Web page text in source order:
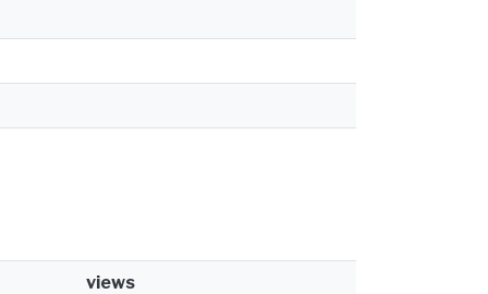
views